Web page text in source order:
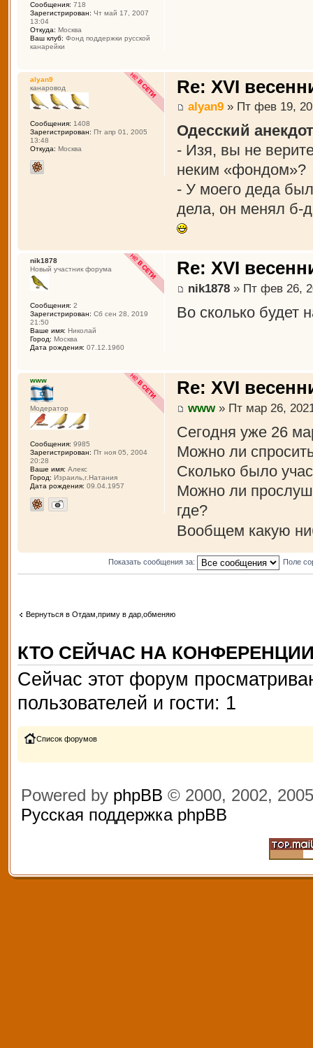
Сообщения: 718
Зарегистрирован: Чт май 17, 2007
13:04
Откуда: Москва
Ваш клуб: Фонд поддержки русской
канарейки
Re: XVI
alyan9 » Пт фев 19,
Одесский
- Изя, вы не
неким «фондом»?
- У моего деда
дела, он менял б-
alyan9
канаровод
Сообщения: 1408
Зарегистрирован: Пт апр 01, 2005
13:48
Откуда: Москва
Re: XVI
nik1878 » Пт фев 26,
Во сколько будет
nik1878
Новый участник форума
Сообщения: 2
Зарегистрирован: Сб сен 28, 2019
21:50
Ваше имя: Николай
Город: Москва
Дата рождения: 07.12.1960
Re: XVI
www» Пт мар 26,
Сегодня уже 26
Можно ли
Сколько было
Можно ли
где?
Вообщем какую
www
Модератор
Сообщения: 9985
Зарегистрирован: Пт ноя 05, 2004
20:28
Ваше имя: Алекс
Город: Израиль,г.Натания
Дата рождения: 09.04.1957
Показать сообщения за: Поле
Вернуться в Отдам,приму в дар,обменяю
КТО СЕЙЧАС НА
Сейчас этот форум
пользователей и гости: 1
Список форумов
Powered by phpBB © 2000, 2002,
Русская поддержка phpBB